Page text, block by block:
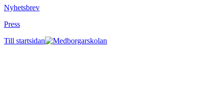
Nyhetsbrev
Press
Till startsidan